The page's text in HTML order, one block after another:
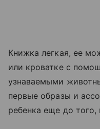
Книжка легкая, ее
или кроватке с
узнаваемыми
первые образы и
ребенка еще до того,